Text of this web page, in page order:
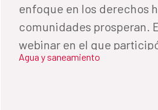
área técnica del programa
de cuidar y fomentar
participación social de la
sentido, los participantes
enfoque en los derechos
comunidades prosperan.
webinar en el que
compartieron
Agua y saneamiento